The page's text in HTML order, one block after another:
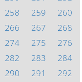
258 259
260
266 267
268
274 275
276
282 283
284
290 291
292